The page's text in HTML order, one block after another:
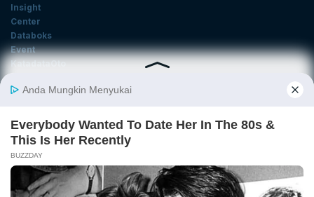
Insight
Center
Databoks
Event
KatadataOto
Email
Daftar